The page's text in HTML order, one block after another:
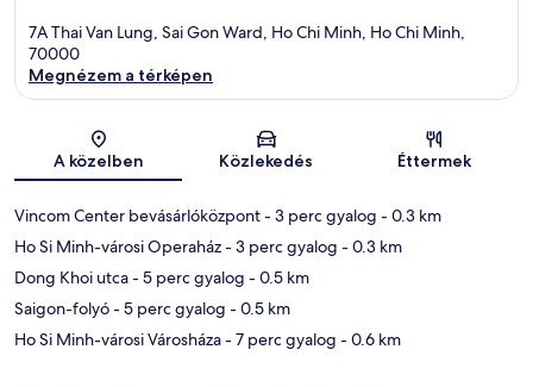
7A Thai Van Lung, Sai Gon Ward, Ho Chi Minh, Ho Chi Minh,
70000
Megnézem a térképen
A közelben Közlekedés Éttermek
Vincom Center bevásárlóközpont- 3 perc gyalog - 0.3 km
Ho Si Minh-városi Operaház- 3 perc gyalog - 0.3 km
Dong Khoi utca- 5 perc gyalog - 0.5 km
Saigon-folyó- 5 perc gyalog - 0.5 km
Ho Si Minh-városi Városháza- 7 perc gyalog - 0.6 km